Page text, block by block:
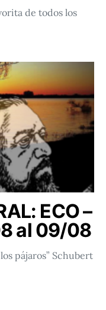
de todos los
ECO –
al 09/08
pájaros” Schubert